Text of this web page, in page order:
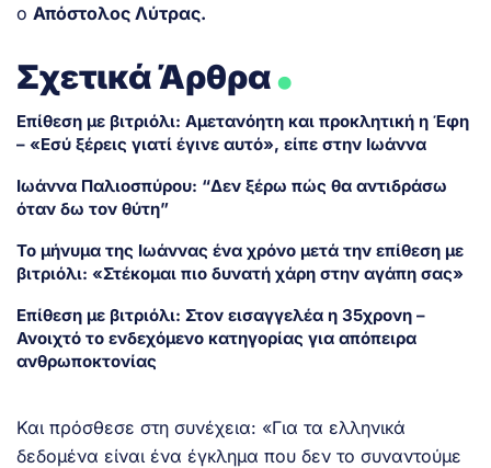
ο Απόστολος Λύτρας.
Σχετικά Άρθρα.
Επίθεση με βιτριόλι: Αμετανόητη και προκλητική η Έφη
– «Εσύ ξέρεις γιατί έγινε αυτό», είπε στην Ιωάννα
Ιωάννα Παλιοσπύρου: “Δεν ξέρω πώς θα αντιδράσω
όταν δω τον θύτη”
Το μήνυμα της Ιωάννας ένα χρόνο μετά την επίθεση με
βιτριόλι: «Στέκομαι πιο δυνατή χάρη στην αγάπη σας»
Επίθεση με βιτριόλι: Στον εισαγγελέα η 35χρονη –
Ανοιχτό το ενδεχόμενο κατηγορίας για απόπειρα
ανθρωποκτονίας
Και πρόσθεσε στη συνέχεια: «Για τα ελληνικά
δεδομένα είναι ένα έγκλημα που δεν το συναντούμε